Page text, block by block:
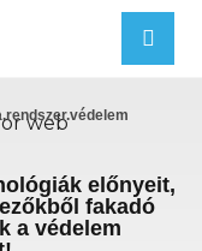
előnyeit,
fakadó
a védelem